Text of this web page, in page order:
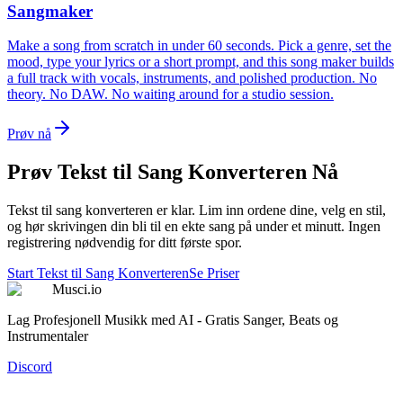
Sangmaker
Make a song from scratch in under 60 seconds. Pick a genre, set the
mood, type your lyrics or a short prompt, and this song maker builds
a full track with vocals, instruments, and polished production. No
theory. No DAW. No waiting around for a studio session.
Prøv nå
Prøv Tekst til Sang Konverteren Nå
Tekst til sang konverteren er klar. Lim inn ordene dine, velg en stil,
og hør skrivingen din bli til en ekte sang på under et minutt. Ingen
registrering nødvendig for ditt første spor.
Start Tekst til Sang KonverterenSe Priser
Musci.io
Lag Profesjonell Musikk med AI - Gratis Sanger, Beats og
Instrumentaler
Discord